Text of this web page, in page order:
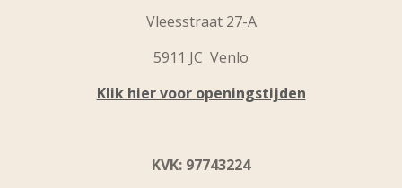
Vleesstraat 27-A
5911 JC Venlo
Klik hier voor openingstijden
KVK: 97743224